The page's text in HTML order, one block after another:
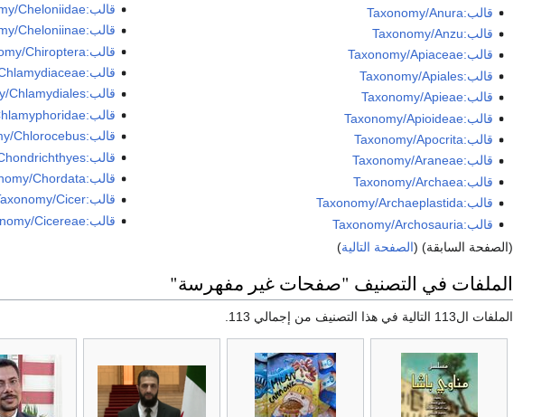
قالب:Taxonomy/Anura
قالب:Taxonomy/Anzu
قالب:Taxonomy/Apiaceae
قالب:Taxonomy/Apiales
قالب:Taxonomy/Apieae
قالب:Taxonomy/Apioideae
قالب:Taxonomy/Apocrita
قالب:Taxonomy/Araneae
قالب:Taxonomy/Archaea
قالب:Taxonomy/Archaeplastida
قالب:Taxonomy/Archosauria
قالب:Taxonomy/Cheloniidae
قالب:Taxonomy/Cheloniinae
قالب:Taxonomy/Chiroptera
قالب:Taxonomy/Chlamydiaceae
قالب:Taxonomy/Chlamydiales
قالب:Taxonomy/Chlamyphoridae
قالب:Taxonomy/Chlorocebus
قالب:Taxonomy/Chondrichthyes
قالب:Taxonomy/Chordata
قالب:Taxonomy/Cicer
قالب:Taxonomy/Cicereae
(الصفحة السابقة) (الصفحة التالية)
الملفات في التصنيف "صفحات غير مفهرسة"
الملفات ال113 التالية في هذا التصنيف من إجمالي 113.